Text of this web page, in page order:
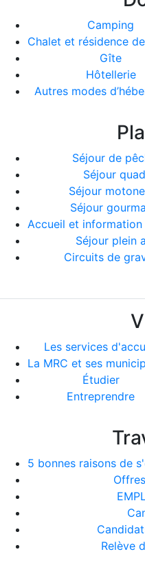
Camping
Chalet et résidence
Gîte
Hôtellerie
Autres modes
Séjour de
Séjour quad
Séjour
Séjour
Accueil et
Séjour plein
Circuits de
Les services
La MRC et ses
Étudier
Entreprendre
5 bonnes raisons de
Relève